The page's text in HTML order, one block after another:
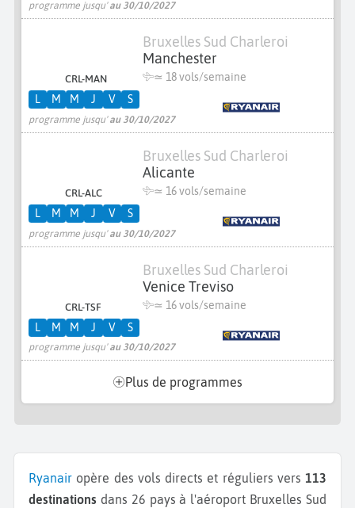
programme jusqu'au 30/10/2027
CRL-MAN
Bruxelles Sud Charleroi
Manchester
≃ 18 vols/semaine
programme jusqu'au 30/10/2027
L M M J V S
CRL-ALC
Bruxelles Sud Charleroi
Alicante
≃ 16 vols/semaine
programme jusqu'au 30/10/2027
L M M J V S
CRL-TSF
Bruxelles Sud Charleroi
Venice Treviso
≃ 16 vols/semaine
programme jusqu'au 30/10/2027
L M M J V S
Plus de programmes
Ryanair opère des vols directs et réguliers vers 113
destinations dans 26 pays à l'aéroport Bruxelles Sud